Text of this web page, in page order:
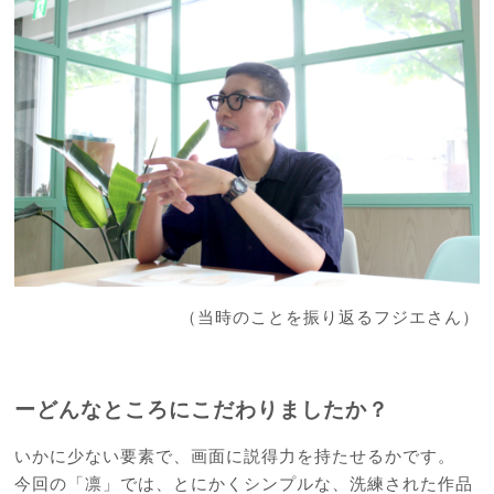
（当時のことを振り返るフジエさん）
ーどんなところにこだわりましたか？
いかに少ない要素で、画面に説得力を持たせるかです。
今回の「凛」では、とにかくシンプルな、洗練された作品